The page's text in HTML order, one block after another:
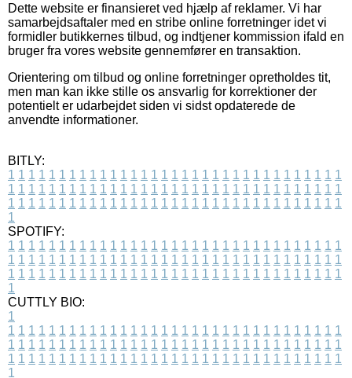
Dette website er finansieret ved hjælp af reklamer. Vi har
samarbejdsaftaler med en stribe online forretninger idet vi
formidler butikkernes tilbud, og indtjener kommission ifald en
bruger fra vores website gennemfører en transaktion.
Orientering om tilbud og online forretninger opretholdes tit,
men man kan ikke stille os ansvarlig for korrektioner der
potentielt er udarbejdet siden vi sidst opdaterede de
anvendte informationer.
BITLY:
1 1 1 1 1 1 1 1 1 1 1 1 1 1 1 1 1 1 1 1 1 1 1 1 1 1 1 1 1 1 1 1 1
1 1 1 1 1 1 1 1 1 1 1 1 1 1 1 1 1 1 1 1 1 1 1 1 1 1 1 1 1 1 1 1 1
1 1 1 1 1 1 1 1 1 1 1 1 1 1 1 1 1 1 1 1 1 1 1 1 1 1 1 1 1 1 1 1 1
1
SPOTIFY:
1 1 1 1 1 1 1 1 1 1 1 1 1 1 1 1 1 1 1 1 1 1 1 1 1 1 1 1 1 1 1 1 1
1 1 1 1 1 1 1 1 1 1 1 1 1 1 1 1 1 1 1 1 1 1 1 1 1 1 1 1 1 1 1 1 1
1 1 1 1 1 1 1 1 1 1 1 1 1 1 1 1 1 1 1 1 1 1 1 1 1 1 1 1 1 1 1 1 1
1
CUTTLY BIO:
1
1 1 1 1 1 1 1 1 1 1 1 1 1 1 1 1 1 1 1 1 1 1 1 1 1 1 1 1 1 1 1 1 1
1 1 1 1 1 1 1 1 1 1 1 1 1 1 1 1 1 1 1 1 1 1 1 1 1 1 1 1 1 1 1 1 1
1 1 1 1 1 1 1 1 1 1 1 1 1 1 1 1 1 1 1 1 1 1 1 1 1 1 1 1 1 1 1 1 1
1